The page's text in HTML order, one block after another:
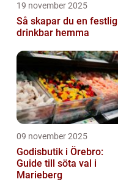
19 november 2025
Så skapar du en festlig
drinkbar hemma
09 november 2025
Godisbutik i Örebro:
Guide till söta val i
Marieberg